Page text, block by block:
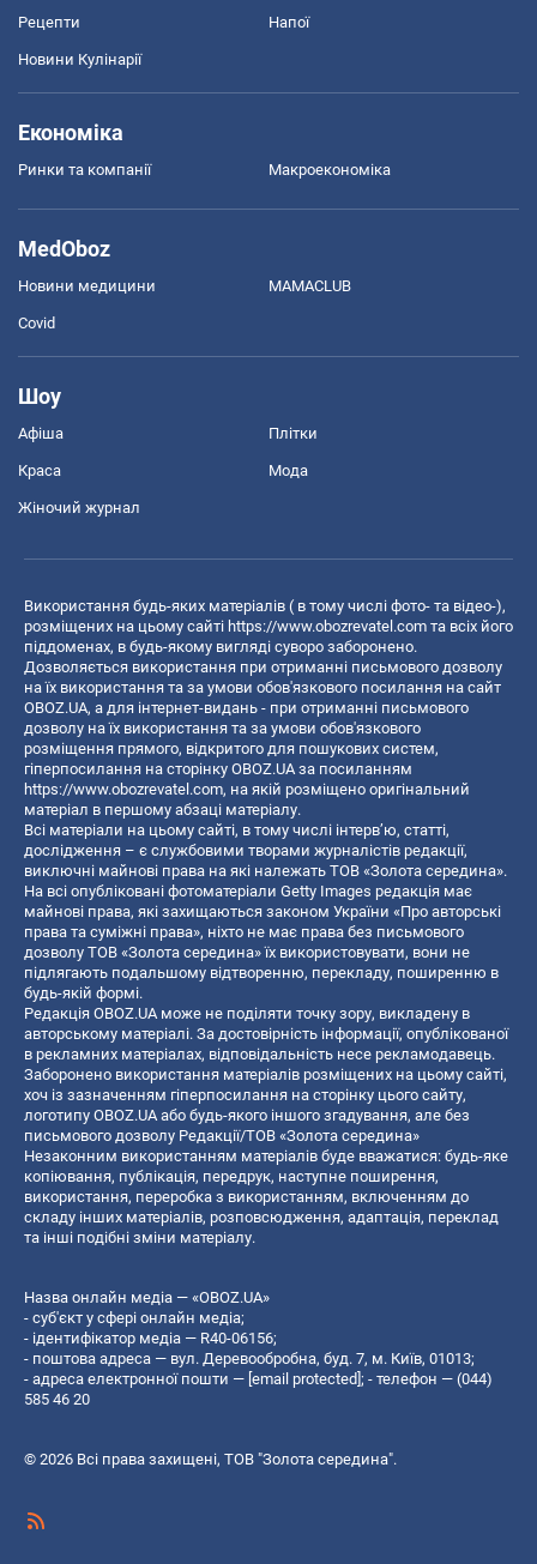
Рецепти Напої
Новини Кулінарії
Економіка
Ринки та компанії Макроекономіка
MedOboz
Новини медицини MAMACLUB
Covid
Шоу
Афіша Плітки
Краса Мода
Жіночий журнал
Використання будь-яких матеріалів ( в тому числі фото- та відео-),
розміщених на цьому сайті https://www.obozrevatel.com та всіх його
піддоменах, в будь-якому вигляді суворо заборонено.
Дозволяється використання при отриманні письмового дозволу
на їх використання та за умови обов'язкового посилання на сайт
OBOZ.UA, а для інтернет-видань - при отриманні письмового
дозволу на їх використання та за умови обов'язкового
розміщення прямого, відкритого для пошукових систем,
гіперпосилання на сторінку OBOZ.UA за посиланням
https://www.obozrevatel.com, на якій розміщено оригінальний
матеріал в першому абзаці матеріалу.
Всі матеріали на цьому сайті, в тому числі інтерв’ю, статті,
дослідження – є службовими творами журналістів редакції,
виключні майнові права на які належать ТОВ «Золота середина».
На всі опубліковані фотоматеріали Getty Images редакція має
майнові права, які захищаються законом України «Про авторські
права та суміжні права», ніхто не має права без письмового
дозволу ТОВ «Золота середина» їх використовувати, вони не
підлягають подальшому відтворенню, перекладу, поширенню в
будь-якій формі.
Редакція OBOZ.UA може не поділяти точку зору, викладену в
авторському матеріалі. За достовірність інформації, опублікованої
в рекламних матеріалах, відповідальність несе рекламодавець.
Заборонено використання матеріалів розміщених на цьому сайті,
хоч із зазначенням гіперпосилання на сторінку цього сайту,
логотипу OBOZ.UA або будь-якого іншого згадування, але без
письмового дозволу Редакції/ТОВ «Золота середина»
Незаконним використанням матеріалів буде вважатися: будь-яке
копiювання, публiкацiя, передрук, наступне поширення,
використання, переробка з використанням, включенням до
складу інших матеріалів, розповсюдження, адаптація, переклад
та інші подібні зміни матеріалу.
Назва онлайн медіа — «OBOZ.UA»
- суб'єкт у сфері онлайн медіа;
- ідентифікатор медіа — R40-06156;
- поштова адреса — вул. Деревообробна, буд. 7, м. Київ, 01013;
- адреса електронної пошти — [email protected] ; - телефон — (044)
585 46 20
© 2026 Всі права захищені, ТОВ "Золота середина".